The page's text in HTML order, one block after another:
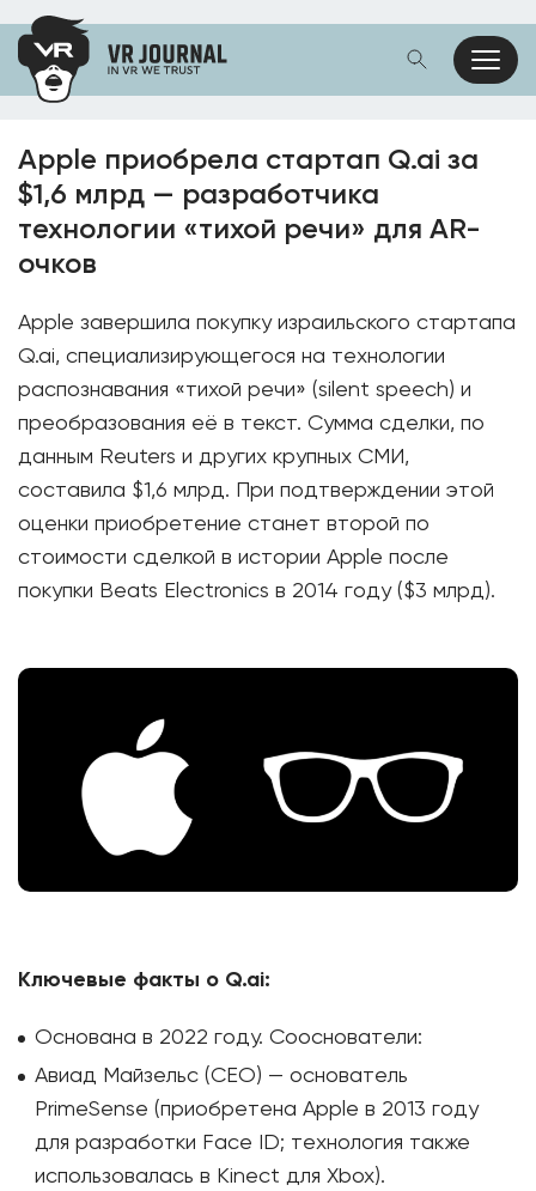
Apple приобрела стартап Q.ai за
$1,6 млрд — разработчика
технологии «тихой речи» для AR-
очков
Apple завершила покупку израильского стартапа
Q.ai, специализирующегося на технологии
распознавания «тихой речи» (silent speech) и
преобразования её в текст. Сумма сделки, по
данным Reuters и других крупных СМИ,
составила $1,6 млрд. При подтверждении этой
оценки приобретение станет второй по
стоимости сделкой в истории Apple после
покупки Beats Electronics в 2014 году ($3 млрд).
Ключевые факты о Q.ai:
Основана в 2022 году. Сооснователи:
Авиад Майзельс (CEO) — основатель
PrimeSense (приобретена Apple в 2013 году
для разработки Face ID; технология также
использовалась в Kinect для Xbox).